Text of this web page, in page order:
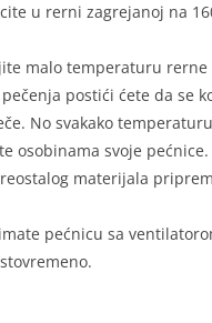
u rerni zagrejanoj na
malo temperaturu rerne
postići ćete da se
No svakako
osobinama svoje pećnice.
materijala
pećnicu sa